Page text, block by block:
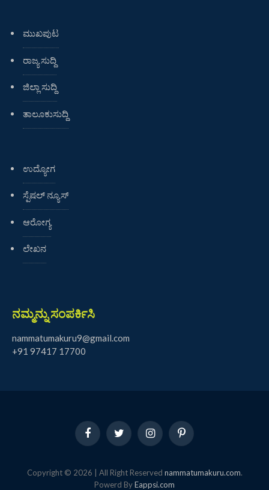
ಮುಖಪುಟ
ರಾಜ್ಯ ಸುದ್ದಿ
ಜಿಲ್ಲಾ ಸುದ್ದಿ
ತಾಲೂಕುಸುದ್ದಿ
ಉದ್ಯೋಗ
ಸ್ಪೆಷಲ್ ನ್ಯೂಸ್
ಆರೋಗ್ಯ
ಲೇಖನ
ನಮ್ಮನ್ನು ಸಂಪರ್ಕಿಸಿ
nammatumakuru9@gmail.com
+91 97417 17700
FacebookTwitter InstagramPinterest
Copyright © 2026 | All Right Reserved nammatumakuru.com.
Powerd ByEappsi.com